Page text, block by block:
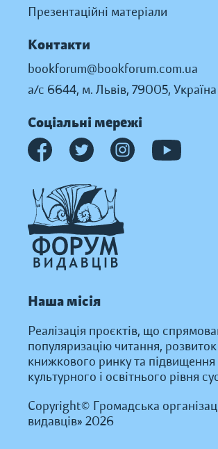
Презентаційні матеріали
Контакти
bookforum@bookforum.com.ua
а/с 6644, м. Львів, 79005, Україна
Соціальні мережі
Наша місія
Реалізація проєктів, що
популяризацію читання, розвиток
книжкового ринку та підвищення
культурного і освітнього рівня
Copyright© Громадська
видавців» 2026